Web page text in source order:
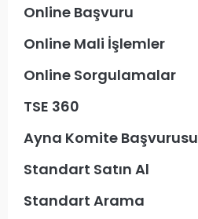
Online Başvuru
Online Mali İşlemler
Online Sorgulamalar
TSE 360
Ayna Komite Başvurusu
Standart Satın Al
Standart Arama